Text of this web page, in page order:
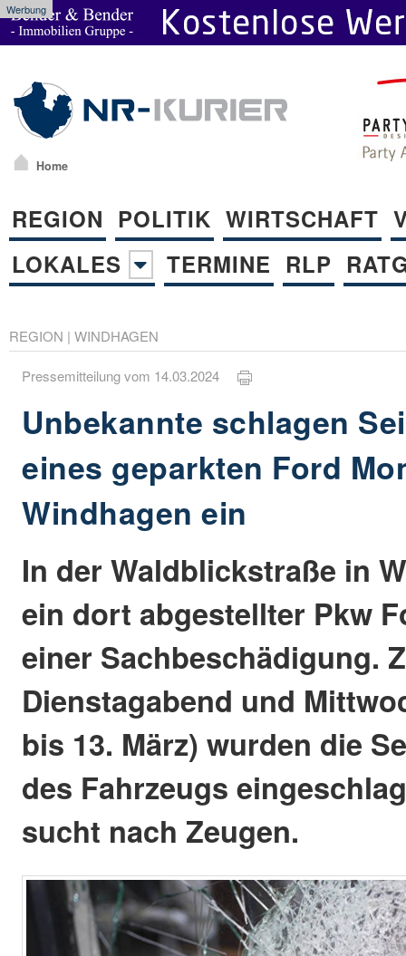
Werbung
Home
REGION POLITIK WIRTSCHAFT
LOKALES
TERMINE RLP
REGION | WINDHAGEN
Pressemitteilung vom 14.03.2024
Unbekannte schlagen
eines geparkten Ford
Windhagen ein
In der Waldblickstraße in
ein dort abgestellter Pkw
einer Sachbeschädigung.
Dienstagabend und
bis 13. März) wurden die
des Fahrzeugs
sucht nach Zeugen.